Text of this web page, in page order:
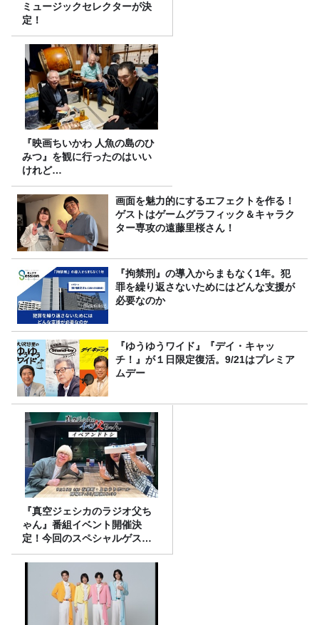
ミュージックセレクターが決
定！
『映画ちいかわ 人魚の島のひ
みつ』を観に行ったのはいい
けれど…
画面を魅力的にするエフェクトを作る！
ゲストはゲームグラフィック＆キャラク
ター専攻の遠藤里桜さん！
『拘禁刑』の導入からまもなく1年。犯
罪を繰り返さないためにはどんな支援が
必要なのか
『ゆうゆうワイド』『デイ・キャッ
チ！』が１日限定復活。9/21はプレミア
ムデー
『真空ジェシカのラジオ父ち
ゃん』番組イベント開催決
定！今回のスペシャルゲスト
は、タカアンドトシ！